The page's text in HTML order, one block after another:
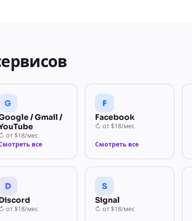
G
/ Gmail /
от $18/мес
все
F
Facebook
↻ от $18/мес
Смотреть все
D
от $18/мес
S
Signal
↻ от $18/мес